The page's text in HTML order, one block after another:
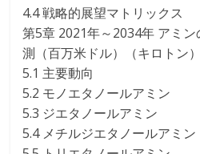
4.4 戦略的展望マトリックス
第5章 2021年～2034年 アミ
測（百万米ドル）（キロトン）
5.1 主要動向
5.2 モノエタノールアミン
5.3 ジエタノールアミン
5.4 メチルジエタノールアミン